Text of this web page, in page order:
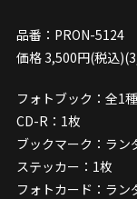
品番：PRON-5124
価格 3,500円(税込
フォトブック：全1
CD-R：1枚
ブックマーク：ラン
ステッカー：1枚
フォトカード：ラン